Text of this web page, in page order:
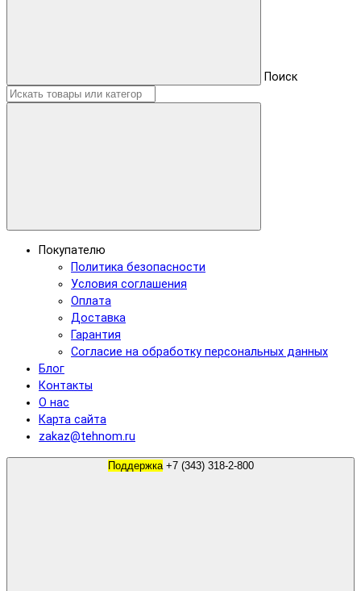
Поиск
Покупателю
Политика безопасности
Условия соглашения
Оплата
Доставка
Гарантия
Согласие на обработку персональных данных
Блог
Контакты
О нас
Карта сайта
zakaz@tehnom.ru
Поддержка +7 (343) 318-2-800